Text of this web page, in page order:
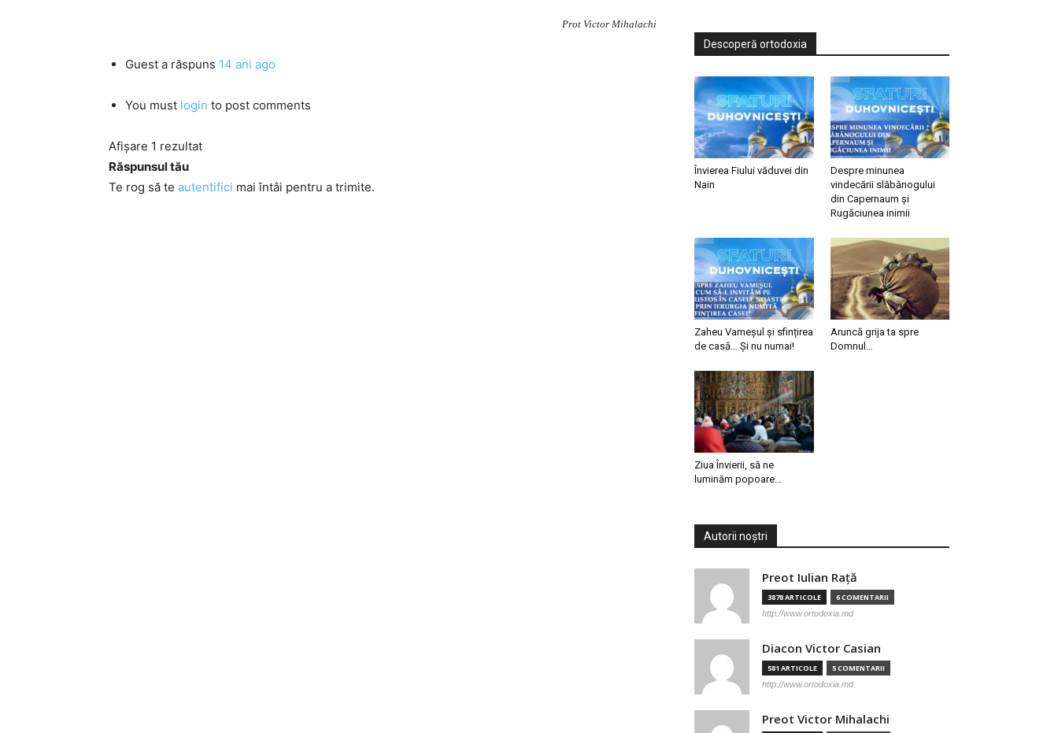
Prot Victor Mihalachi
Guest a răspuns 14 ani ago
You must login to post comments
Afișare 1 rezultat
Răspunsul tău
Te rog să te autentifici mai întâi pentru a trimite.
Descoperă ortodoxia
Învierea Fiului văduvei din
Nain
Despre minunea
vindecării slăbănogului
din Capernaum și
Rugăciunea inimii
Zaheu Vameșul și sfințirea
de casă… Și nu numai!
Aruncă grija ta spre
Domnul…
Ziua Învierii, să ne
luminăm popoare…
Autorii noștri
Preot Iulian Raţă
3878 ARTICOLE 6 COMENTARII
http://www.ortodoxia.md
Diacon Victor Casian
581 ARTICOLE 5 COMENTARII
http://www.ortodoxia.md
Preot Victor Mihalachi